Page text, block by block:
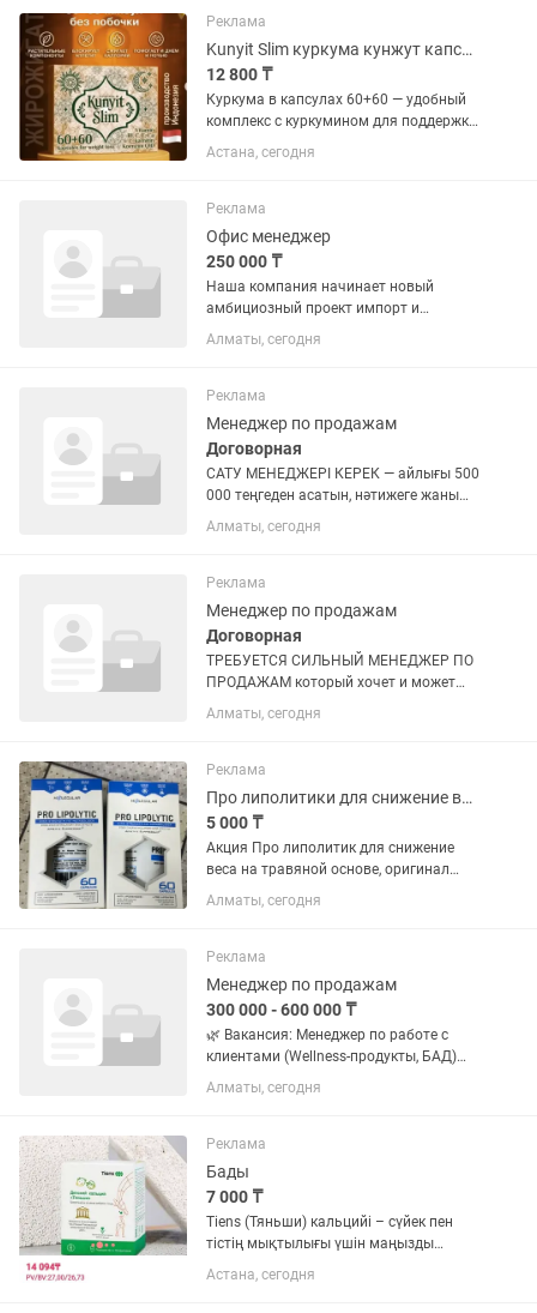
акк бары өзімізден
Реклама
Kunyit Slim куркума кунжут капсулы для похудения 60/60 шт
12 800 ₸
Куркума в капсулах 60+60 — удобный
комплекс с куркумином для поддержки
контроля веса Поддерживайте форму,
комфорт и контроль аппетита каждый
и листьями...
Астана, сегодня
Реклама
Офис менеджер
250 000 ₸
Наша компания начинает новый
амбициозный проект импорт и
дистрибуция высококачественных
БАДов и средств гигиены (зубные
активного, честного и ответственного
сотрудника...
Алматы, сегодня
Реклама
Менеджер по продажам
Договорная
САТУ МЕНЕДЖЕРІ КЕРЕК — айлығы 500
000 теңгеден асатын, нәтижеге жаны
құмар маман іздейміз БАД
(биологиялық белсенді қоспалар)
дайын лидтер болады — таргет пен...
Алматы, сегодня
Реклама
Менеджер по продажам
Договорная
ТРЕБУЕТСЯ СИЛЬНЫЙ МЕНЕДЖЕР ПО
ПРОДАЖАМ который хочет и может
зарабатывать от 500 000 и высше
СФЕРА БАДОВ — Лиды с первого дня:
воронка разогрета — Зарплата: 💰...
Алматы, сегодня
Реклама
Про липолитики для снижение веса оригинал
5 000 ₸
Акция Про липолитик для снижение
веса на травяной основе, оригинал
100% . Самые вкусные цены , на рынке
25 лет . Фито аптека . Все бады
через почту , Индрайвер ,...
Алматы, сегодня
Реклама
Менеджер по продажам
300 000 - 600 000 ₸
🌿 Вакансия: Менеджер по работе с
клиентами (Wellness-продукты, БАД)
Компания «MIQO» приглашает в свою
команду менеджера по работе с
с людьми, умеете находить...
Алматы, сегодня
Реклама
Бады
7 000 ₸
Tiens (Тяньши) кальцийі – сүйек пен
тістің мықтылығы үшін маңызды
минералдардың бірі. Кальций – ағзаға
күн сайын қажет элемент. Ол: ✅ Сүйек
Астана, сегодня